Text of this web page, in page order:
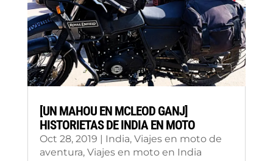
[UN MAHOU EN MCLEOD GANJ]
HISTORIETAS DE INDIA EN MOTO
Oct 28, 2019 | India, Viajes en moto de
aventura, Viajes en moto en India